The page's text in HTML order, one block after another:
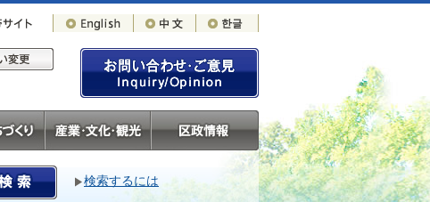
検索するには